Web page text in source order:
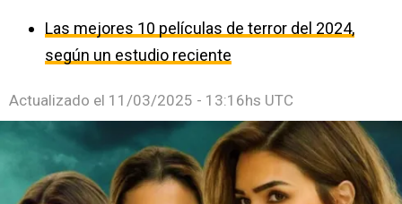
Las mejores 10 películas de terror del 2024,
según un estudio reciente
Actualizado el 11/03/2025 - 13:16hs UTC